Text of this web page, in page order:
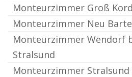
Monteurzimmer Groß
Monteurzimmer Neu
Monteurzimmer Wendorf
Stralsund
Monteurzimmer